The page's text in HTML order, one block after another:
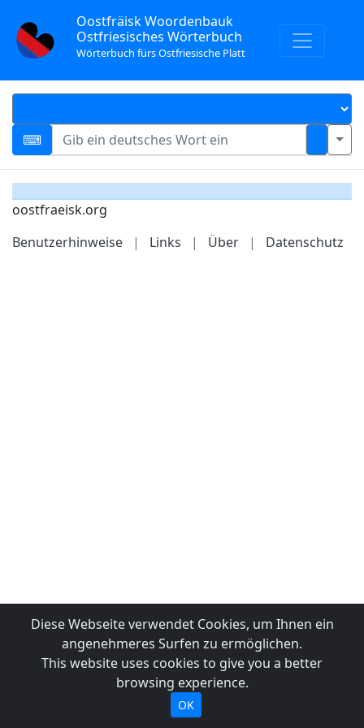
Oostfräisk Woordenbauk
Ostfriesisches Wörterbuch
Wörterbuch fürs Ostfriesische Platt
oostfraeisk.org
Benutzerhinweise
| Links | Über | Datenschutz
Diese Webseite verwendet Cookies, um Ihnen ein
angenehmeres Surfen zu ermöglichen.
This website uses cookies to give you a better
browsing experience.
OK